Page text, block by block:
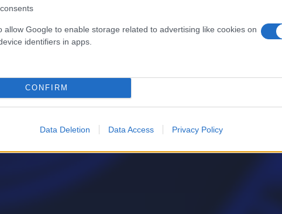
allow Google to enable storage related to advertising like cookies on
identifiers in apps.
CONFIRM
Data Deletion Data Access Privacy Policy